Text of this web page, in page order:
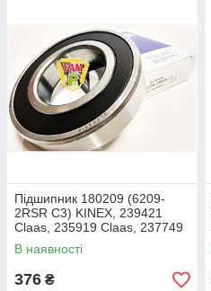
Підшипник 180209 (6209-
2RSR C3) KINEX, 239421
Claas, 235919 Claas, 237749
Claas
В наявності
376 ₴